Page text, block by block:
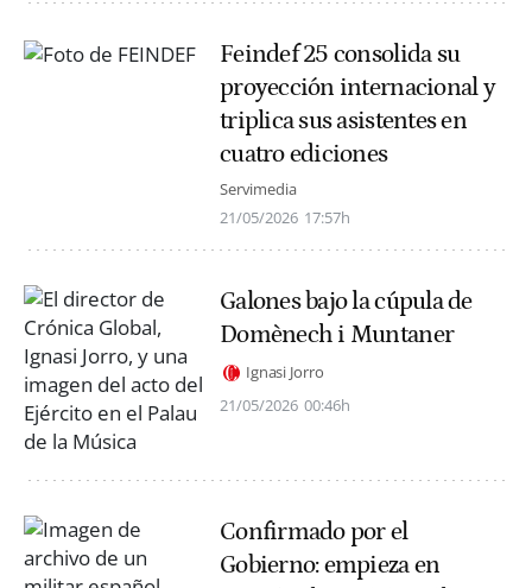
Feindef 25 consolida su
proyección internacional y
triplica sus asistentes en
cuatro ediciones
Servimedia
21/05/2026 17:57h
Galones bajo la cúpula de
Domènech i Muntaner
Ignasi Jorro
21/05/2026 00:46h
Confirmado por el
Gobierno: empieza en